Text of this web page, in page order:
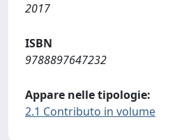
2017
ISBN
9788897647232
Appare nelle tipologie:
2.1 Contributo in volume